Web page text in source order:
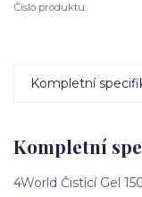
Číslo produktu:
Kompletní
Kompletní
4World Čistící Gel